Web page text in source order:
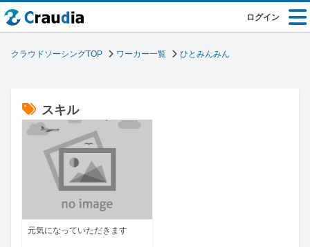
ログイン
クラウドソーシングTOP ワーカー一覧 ひとみんみん
スキル
元気になっていただきます